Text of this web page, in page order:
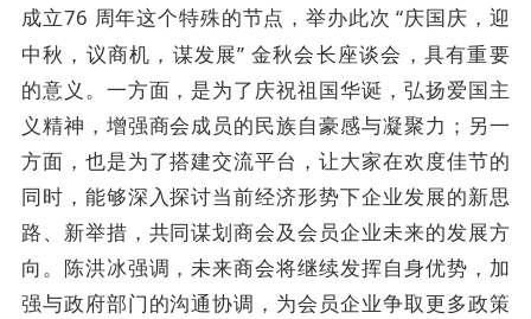
成立76 周年这个特殊的节点，举办此次 “庆国庆，迎
中秋，议商机，谋发展” 金秋会长座谈会，具有重要
的意义。一方面，是为了庆祝祖国华诞，弘扬爱国主
义精神，增强商会成员的民族自豪感与凝聚力；另一
方面，也是为了搭建交流平台，让大家在欢度佳节的
同时，能够深入探讨当前经济形势下企业发展的新思
路、新举措，共同谋划商会及会员企业未来的发展方
向。陈洪冰强调，未来商会将继续发挥自身优势，加
强与政府部门的沟通协调，为会员企业争取更多政策